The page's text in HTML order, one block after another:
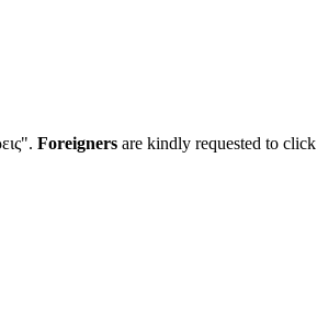
Foreigners are kindly requested to click